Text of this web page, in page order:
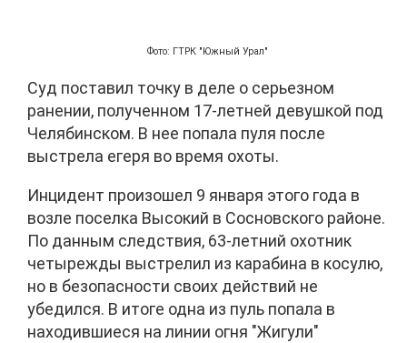
Фото: ГТРК "Южный Урал"
Суд поставил точку в деле о серьезном
ранении, полученном 17-летней девушкой под
Челябинском. В нее попала пуля после
выстрела егеря во время охоты.
Инцидент произошел 9 января этого года в
возле поселка Высокий в Сосновского районе.
По данным следствия, 63-летний охотник
четырежды выстрелил из карабина в косулю,
но в безопасности своих действий не
убедился. В итоге одна из пуль попала в
находившиеся на линии огня "Жигули"